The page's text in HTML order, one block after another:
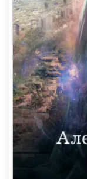
смягчить
нашим
предложить
в котором,
современный
я надеюсь.
Начало
Боль